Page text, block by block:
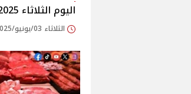
اليوم الثلاثاء 3/6/2025
الثلاثاء 03/يونيو/2025 - 09:33 ص